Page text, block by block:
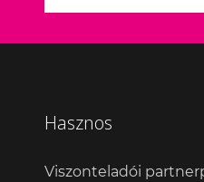
Hasznos
Viszonteladói